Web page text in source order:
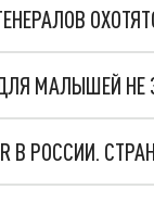
МАЛЫШЕЙ НЕ